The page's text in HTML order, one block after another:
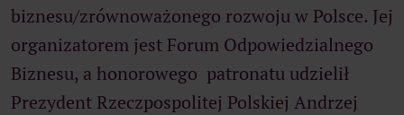
biznesu/zrównoważonego rozwoju w Polsce. Jej
organizatorem jest Forum Odpowiedzialnego
Biznesu, a honorowego patronatu udzielił
Prezydent Rzeczpospolitej Polskiej Andrzej